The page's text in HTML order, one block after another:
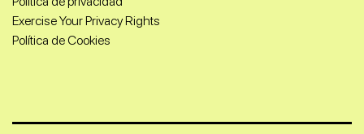
Exercise Your Privacy Rights
Política de Cookies